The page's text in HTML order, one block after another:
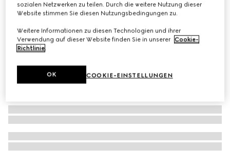
sozialen Netzwerken zu teilen. Durch die weitere Nutzung dieser
Website stimmen Sie diesen Nutzungsbedingungen zu.
Weitere Informationen zu diesen Technologien und ihrer
Verwendung auf dieser Website finden Sie in unserer Cookie-
Richtlinie.
COOKIE-EINSTELLUNGEN
OK